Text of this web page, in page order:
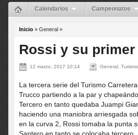
Calendarios Campeonatos
Inicio » General »
Rossi y su
12 marzo, 2017 10:14 General,
La tercera serie del Turismo
Trucco partiendo a la par y
Tercero en tanto quedaba Juampi
haciendo una maniobra arriesgada
en la curva 2, Rossi tomaba la punta